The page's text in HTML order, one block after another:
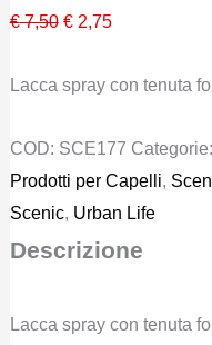
€7,50 Il
originale
€ 7,50.
€2,75Il
attuale
€ 2,75.
Lacca spray con tenuta
COD: SCE177 Categorie:
Prodotti per Capelli,
Scenic, Urban Life
Descrizione
Lacca spray con tenuta